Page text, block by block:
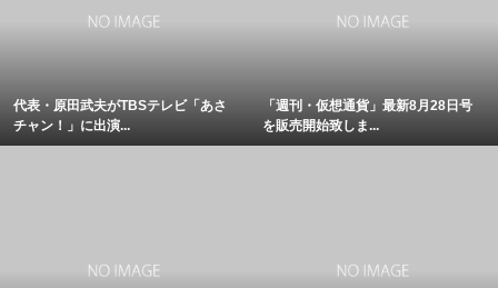
代表・原田武夫がTBSテレビ「あさ
チャン！」に出演...
「週刊・仮想通貨」最新8月28日号
を販売開始致しま...